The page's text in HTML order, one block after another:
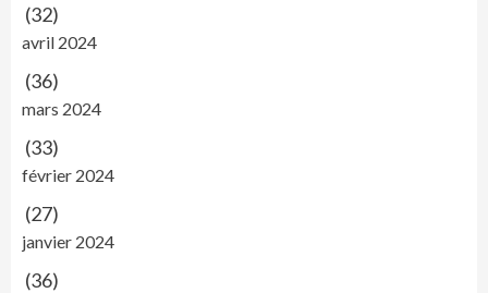
(32)
avril 2024
(36)
mars 2024
(33)
février 2024
(27)
janvier 2024
(36)